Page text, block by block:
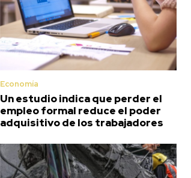
Economía
Un estudio indica que perder el
empleo formal reduce el poder
adquisitivo de los trabajadores